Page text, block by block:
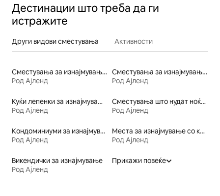
Дестинации што треба да ги
истражите
Други видови сместувања Активности
Сместувања за изнајмување со сауна
Род Ајленд
Сместувања за изнајмување погодни за семејства
Род Ајленд
Куќи лепенки за изнајмување
Род Ајленд
Сместувања што нудат ноќевање со појадок
Род Ајленд
Кондоминиуми за изнајмување
Род Ајленд
Места за изнајмување со кајак
Род Ајленд
Викендички за изнајмување
Род Ајленд
Прикажи повеќе